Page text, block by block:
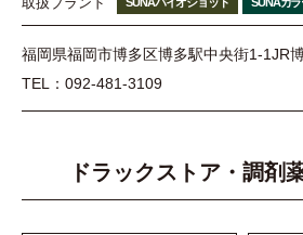
福岡県福岡市博多区博多駅中央街1-1JR
TEL：092-481-3109
ドラックストア・調剤